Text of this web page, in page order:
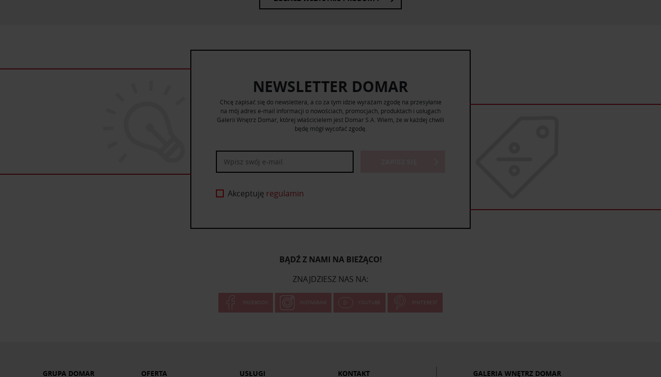
NEWSLETTER DOMAR
Chcę zapisać się do newslettera, a co za tym idzie wyrażam zgodę na przesyłanie
na mój adres e-mail informacji o nowościach, promocjach, produktach i usługach
Galerii Wnętrz Domar, której właścicielem jest Domar S.A. Wiem, że w każdej chwili
będę mógł wycofać zgodę.
Akceptuję regulamin
BĄDŹ Z NAMI NA BIEŻĄCO!
ZNAJDZIESZ NAS NA:
FACEBOOK INSTAGRAM YOUTUBE PINTEREST
GRUPA DOMAR OFERTA USŁUGI KONTAKT GALERIA WNĘTRZ DOMAR